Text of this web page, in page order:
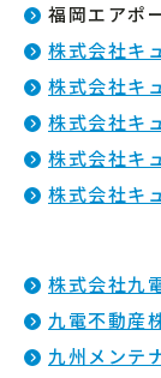
福岡エアポ
株式会社キ
株式会社キ
株式会社キ
株式会社キ
株式会社キ
株式会社九
九電不動産
九州メンテ